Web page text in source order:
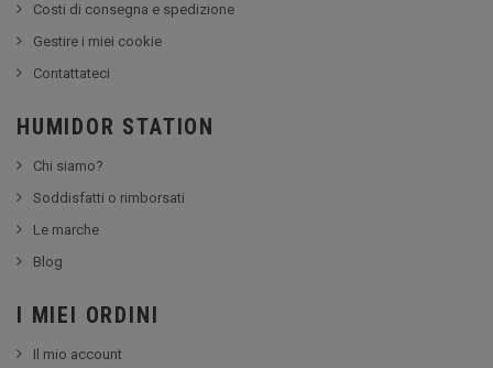
Costi di consegna e spedizione
Gestire i miei cookie
Contattateci
HUMIDOR STATION
Chi siamo?
Soddisfatti o rimborsati
Le marche
Blog
I MIEI ORDINI
Il mio account